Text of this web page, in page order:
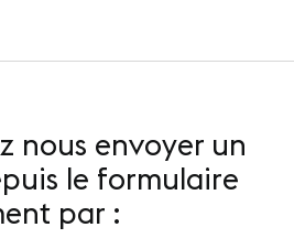
nous envoyer un
le formulaire
par :